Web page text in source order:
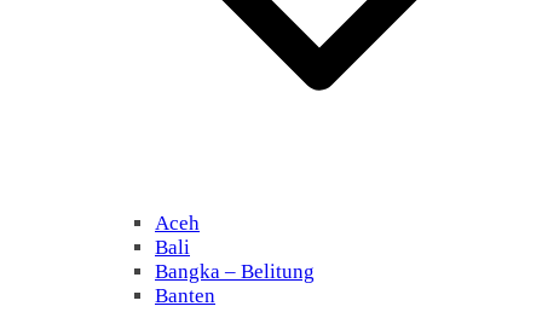
Aceh
Bali
Bangka – Belitung
Banten